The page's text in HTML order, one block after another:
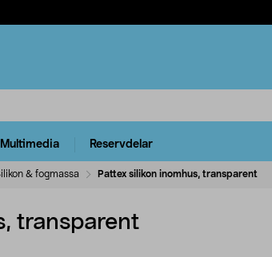
Multimedia Reservdelar
& fogmassa Pattex silikon inomhus, transparent
transparent